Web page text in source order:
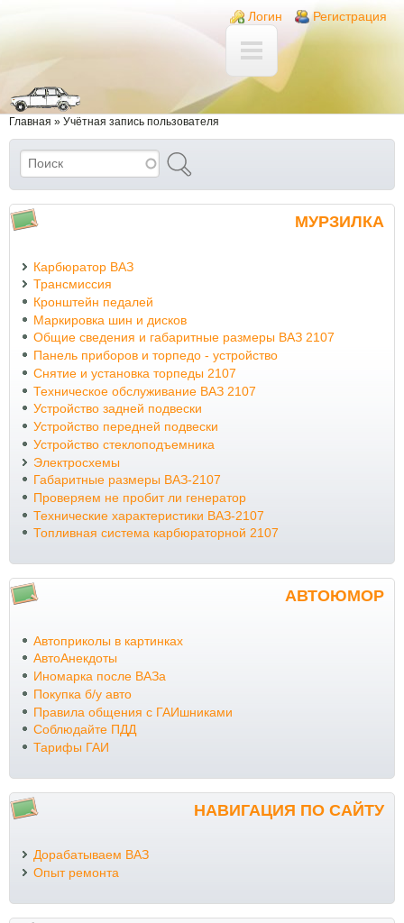
Login links
Логин Регистрация
Вы здесь
Главная » Учётная запись пользователя
Форма поиска
Поиск
МУРЗИЛКА
Карбюратор ВАЗ
Трансмиссия
Кронштейн педалей
Маркировка шин и дисков
Общие сведения и габаритные размеры ВАЗ 2107
Панель приборов и торпедо - устройство
Снятие и установка торпеды 2107
Техническое обслуживание ВАЗ 2107
Устройство задней подвески
Устройство передней подвески
Устройство стеклоподъемника
Электросхемы
Габаритные размеры ВАЗ-2107
Проверяем не пробит ли генератор
Технические характеристики ВАЗ-2107
Топливная система карбюраторной 2107
АВТОЮМОР
Автоприколы в картинках
АвтоАнекдоты
Иномарка после ВАЗа
Покупка б/у авто
Правила общения с ГАИшниками
Соблюдайте ПДД
Тарифы ГАИ
НАВИГАЦИЯ ПО САЙТУ
Дорабатываем ВАЗ
Опыт ремонта